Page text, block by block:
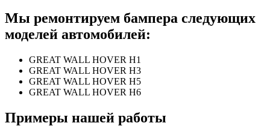
Мы ремонтируем бампера следующих
моделей автомобилей:
GREAT WALL HOVER H1
GREAT WALL HOVER H3
GREAT WALL HOVER H5
GREAT WALL HOVER H6
Примеры нашей работы